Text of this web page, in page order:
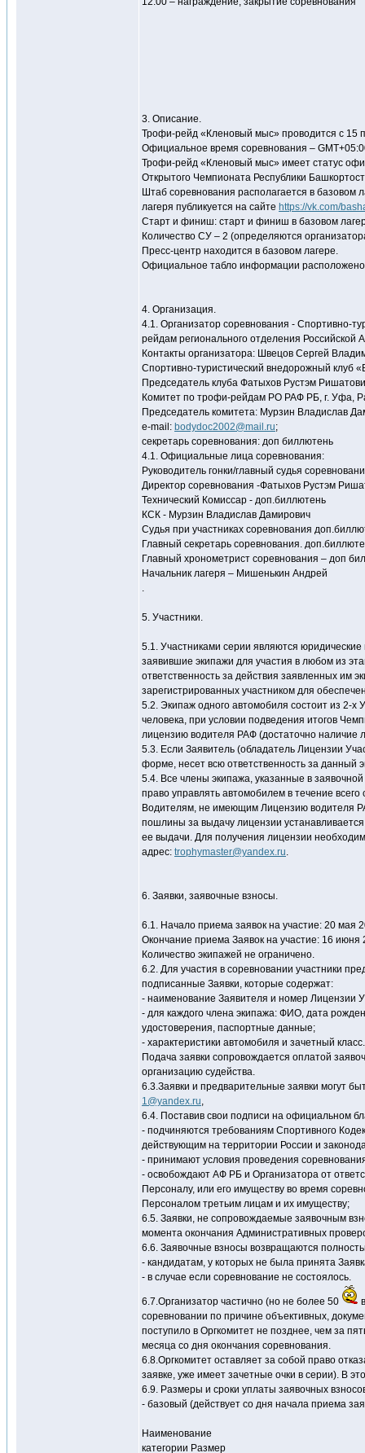
3. Описание.
Трофи-рейд «Кленовый мыс» проводится с 15
Официальное время соревнования –
Трофи-рейд «Кленовый мыс» имеет статус
Открытого Чемпионата Республики
Штаб соревнования располагается в базовом
лагеря публикуется на сайте https://vk.com/
Старт и финиш: старт и финиш в базовом
Количество СУ – 2 (определяются
Пресс-центр находится в базовом лагере.
Официальное табло информации расположено
4. Организация.
4.1. Организатор соревнования - Спортивно-
рейдам регионального отделения
Контакты организатора: Швецов Сергей
Спортивно-туристический внедорожный клуб
Председатель клуба Фатыхов Рустэм
Комитет по трофи-рейдам РО РАФ РБ, г. Уфа,
Председатель комитета: Мурзин Владислав
e-mail: bodydoc2002@mail.ru;
секретарь соревнования: доп биллютень
4.1. Официальные лица соревнования:
Руководитель гонки/главный судья
Директор соревнования -Фатыхов Рустэм
Технический Комиссар - доп.биллютень
КСК - Мурзин Владислав Дамирович
Судья при участниках соревнования
Главный секретарь соревнования.
Главный хронометрист соревнования – доп
Начальник лагеря – Мишенькин Андрей
.
5. Участники.
5.1. Участниками серии являются
заявившие экипажи для участия в любом из
ответственность за действия заявленных им
зарегистрированных участником для
5.2. Экипаж одного автомобиля состоит из 2-х
человека, при условии подведения итогов
лицензию водителя РАФ (достаточно наличие
5.3. Если Заявитель (обладатель Лицензии
форме, несет всю ответственность за данный
5.4. Все члены экипажа, указанные в
право управлять автомобилем в течение всего
Водителям, не имеющим Лицензию водителя
пошлины за выдачу лицензии
ее выдачи. Для получения лицензии
адрес: trophymaster@yandex.ru.
6. Заявки, заявочные взносы.
6.1. Начало приема заявок на участие: 20 мая
Окончание приема Заявок на участие: 16 июня
Количество экипажей не ограничено.
6.2. Для участия в соревновании участники
подписанные Заявки, которые содержат:
- наименование Заявителя и номер Лицензии
- для каждого члена экипажа: ФИО, дата
удостоверения, паспортные данные;
- характеристики автомобиля и зачетный класс.
Подача заявки сопровождается оплатой
организацию судейства.
6.3.Заявки и предварительные заявки могут
1@yandex.ru,
6.4. Поставив свои подписи на официальном
- подчиняются требованиям Спортивного
действующим на территории России и
- принимают условия проведения
- освобождают АФ РБ и Организатора от
Персоналу, или его имуществу во время
Персоналом третьим лицам и их имуществу;
6.5. Заявки, не сопровождаемые заявочным
момента окончания Административных
6.6. Заявочные взносы возвращаются
- кандидатам, у которых не была принята
- в случае если соревнование не состоялось.
6.7.Организатор частично (но не более 50
соревновании по причине объективных,
поступило в Оргкомитет не позднее, чем за
месяца со дня окончания соревнования.
6.8.Оргкомитет оставляет за собой право
заявке, уже имеет зачетные очки в серии). В
6.9. Размеры и сроки уплаты заявочных
- базовый (действует со дня начала приема
Наименование
категории Размер